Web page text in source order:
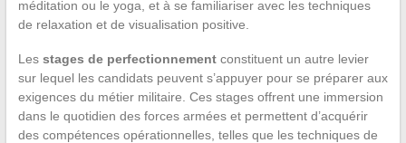
méditation ou le yoga, et à se familiariser avec les techniques
de relaxation et de visualisation positive.
Les stages de perfectionnementconstituent un autre levier
sur lequel les candidats peuvent s’appuyer pour se préparer aux
exigences du métier militaire. Ces stages offrent une immersion
dans le quotidien des forces armées et permettent d’acquérir
des compétences opérationnelles, telles que les techniques de